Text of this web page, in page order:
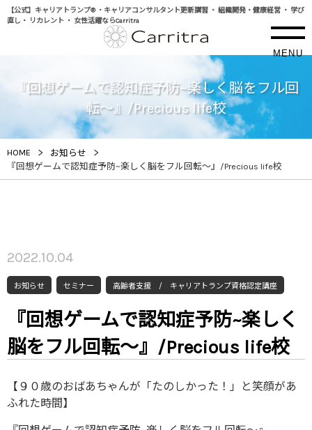
【公式】キャリアトランプ® ・キャリアコンサルタント更新講習 ・ 組織開発・健康経営 ・ 学び
直し・ リカレント ・ 女性活躍ならCarritra
MENU
『回想ゲームで認知症予防~楽しく脳をフル回
転～』/Precious life校
HOME > お知らせ >
『回想ゲームで認知症予防~楽しく脳をフル回転～』/Precious life校
2022.10.04
お知らせ セミナー 高齢者支援 / キャリアトランプ資格認定講座
『回想ゲームで認知症予防~楽しく
脳をフル回転～』/Precious life校
【９０歳のおばあちゃんが「たのしかった！」と笑顔があ
ふれた時間】